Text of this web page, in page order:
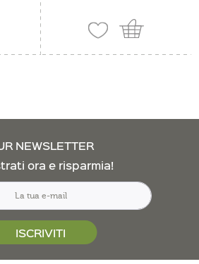
NEWSLETTER
ora e risparmia!
ISCRIVITI